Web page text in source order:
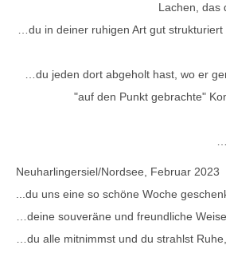
Lachen, das
…du in deiner ruhigen Art gut
…du jeden dort abgeholt hast, wo er
"auf den Punkt gebrachte"
Neuharlingersiel/Nordsee, Februar 2023
...du uns eine so schöne Woche
…deine souveräne und freundliche
…du alle mitnimmst und du strahlst